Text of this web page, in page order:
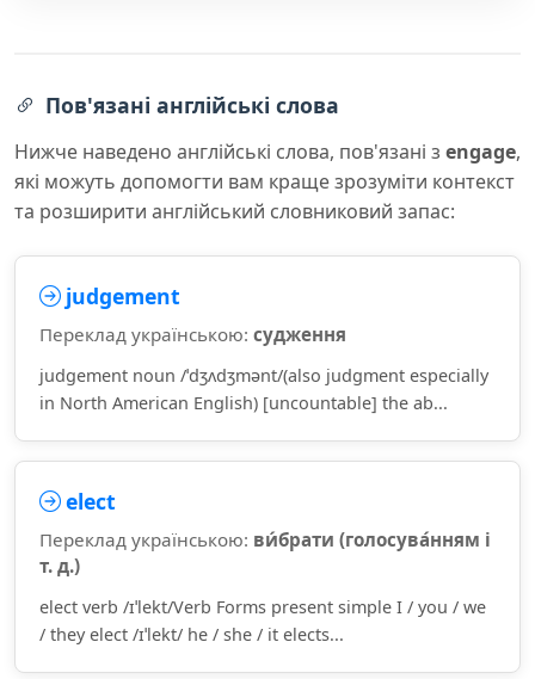
Пов'язані англійські слова
Нижче наведено англійські слова, пов'язані з engage,
які можуть допомогти вам краще зрозуміти контекст
та розширити англійський словниковий запас:
judgement
Переклад українською: судження
judgement noun /ˈdʒʌdʒmənt/(also judgment especially
in North American English) [uncountable] the ab...
elect
Переклад українською: ви́брати (голосува́нням і
т. д.)
elect verb /ɪˈlekt/Verb Forms present simple I / you / we
/ they elect /ɪˈlekt/ he / she / it elects...